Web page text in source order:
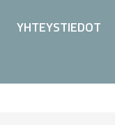
YHTEYSTIEDOT